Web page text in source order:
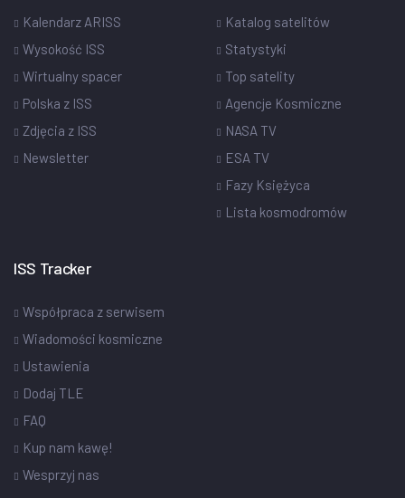
Kalendarz ARISS
Wysokość ISS
Wirtualny spacer
Polska z ISS
Zdjęcia z ISS
Newsletter
Katalog satelitów
Statystyki
Top satelity
Agencje Kosmiczne
NASA TV
ESA TV
Fazy Księżyca
Lista kosmodromów
ISS Tracker
Współpraca z serwisem
Wiadomości kosmiczne
Ustawienia
Dodaj TLE
FAQ
Kup nam kawę!
Wesprzyj nas